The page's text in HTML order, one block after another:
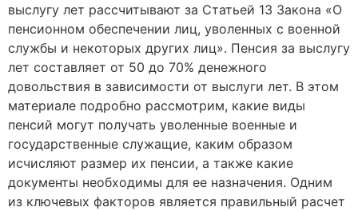
выслугу лет рассчитывают за Статьей 13 Закона «О
пенсионном обеспечении лиц, уволенных с военной
службы и некоторых других лиц». Пенсия за выслугу
лет составляет от 50 до 70% денежного
довольствия в зависимости от выслуги лет. В этом
материале подробно рассмотрим, какие виды
пенсий могут получать уволенные военные и
государственные служащие, каким образом
исчисляют размер их пенсии, а также какие
документы необходимы для ее назначения. Одним
из ключевых факторов является правильный расчет